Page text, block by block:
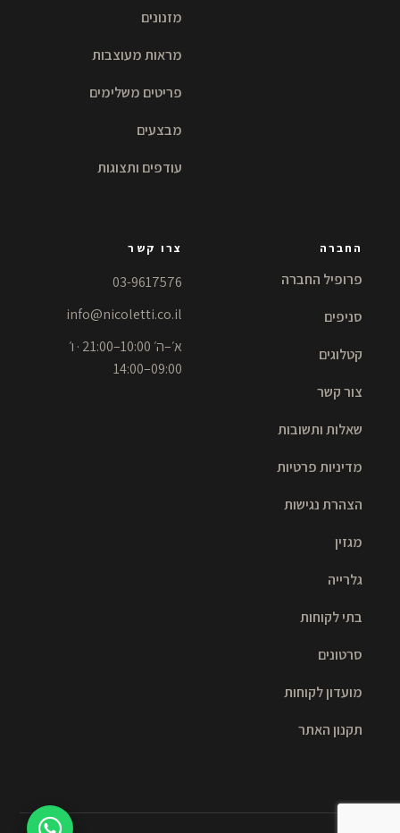
מזנונים
מראות מעוצבות
פריטים משלימים
מבצעים
עודפים ותצוגות
החברה
פרופיל החברה
סניפים
קטלוגים
צור קשר
שאלות ותשובות
מדיניות פרטיות
הצהרת נגישות
מגזין
גלרייה
בתי לקוחות
סרטונים
מועדון לקוחות
תקנון האתר
צרו קשר
03-9617576
info@nicoletti.co.il
א׳–ה׳ 10:00–21:00 · ו׳
09:00–14:00